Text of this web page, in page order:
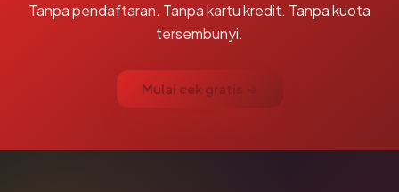
Tanpa pendaftaran. Tanpa kartu kredit. Tanpa kuota
tersembunyi.
Mulai cek gratis →